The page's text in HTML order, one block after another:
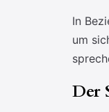
In
um
Der